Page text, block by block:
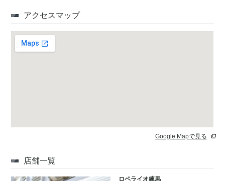
アクセスマップ
Google Mapで見る
店舗一覧
ロペライオ練馬